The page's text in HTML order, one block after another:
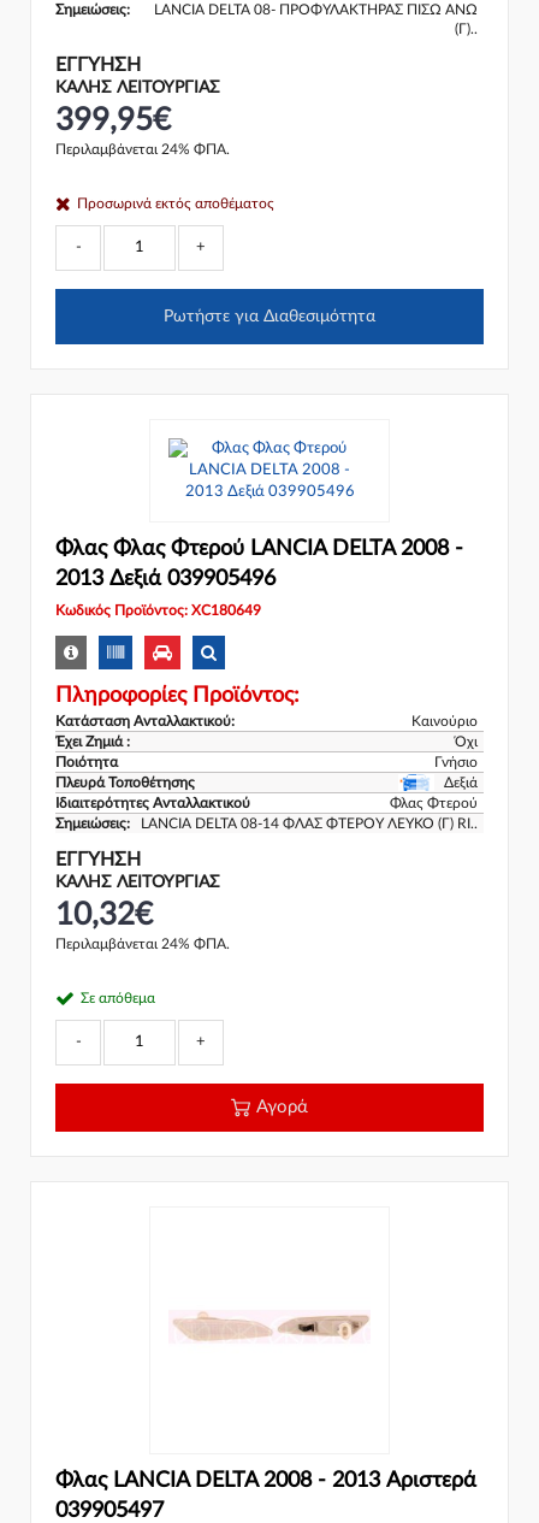
Σημειώσεις:
LANCIA DELTA 08- ΠΡΟΦΥΛΑΚΤΗΡΑΣ ΠΙΣΩ ΑΝΩ
(Γ)..
ΕΓΓΎΗΣΗ
ΚΑΛΗΣ ΛΕΙΤΟΥΡΓΙΑΣ
399,95€
Περιλαμβάνεται 24% ΦΠΑ.
Προσωρινά εκτός αποθέματος
- +
Ρωτήστε για Διαθεσιμότητα
Φλας Φλας Φτερού LANCIA DELTA 2008 -
2013 Δεξιά 039905496
Κωδικός Προϊόντος: XC180649
Πληροφορίες Προϊόντος:
Κατάσταση Ανταλλακτικού:
Καινούριο
Έχει Ζημιά :
Όχι
Ποιότητα
Γνήσιο
Πλευρά Τοποθέτησης
Δεξιά
Ιδιαιτερότητες Ανταλλακτικού
Φλας Φτερού
Σημειώσεις:
LANCIA DELTA 08-14 ΦΛΑΣ ΦΤΕΡΟΥ ΛΕΥΚΟ (Γ) RI..
ΕΓΓΎΗΣΗ
ΚΑΛΗΣ ΛΕΙΤΟΥΡΓΙΑΣ
10,32€
Περιλαμβάνεται 24% ΦΠΑ.
Σε απόθεμα
- +
Αγορά
Φλας LANCIA DELTA 2008 - 2013 Αριστερά
039905497